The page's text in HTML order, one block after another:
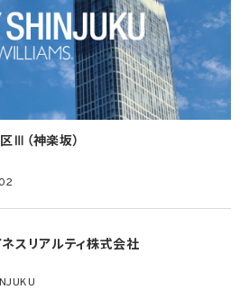
基本方針として、本プライバシーポリシーを策定
整備
棄等の段階ごとに、取扱方法、責任者・担当者及びその
規程を策定
任者を設置するとともに、個人データを取り扱う従業
データの範囲を明確化し、法や取扱規程に違反してい
意事項について、従業者に定期的な研修を実施
持に関する事項を就業規則に記載
Ⅲ（神楽坂）
スリアルティ株式会社